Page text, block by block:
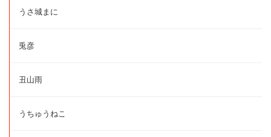
うさ城まに
兎彦
丑山雨
うちゅうねこ